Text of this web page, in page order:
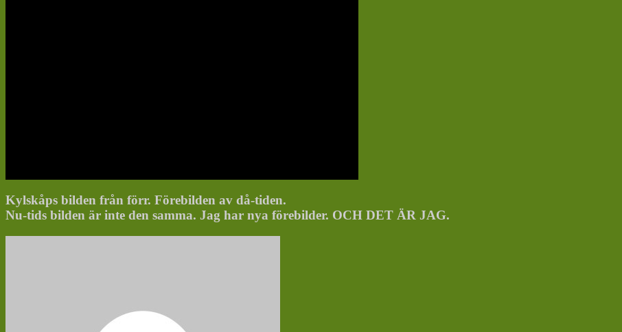
Kylskåps bilden från förr. Förebilden av då-tiden.
Nu-tids bilden är inte den samma. Jag har nya förebilder. OCH DET ÄR JAG.